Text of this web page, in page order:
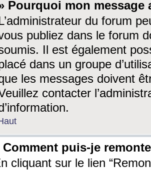
Pourquoi mon message
du forum
publiez dans le forum
Il est également
dans un groupe
les messages doivent
contacter
Comment puis-je
cliquant sur le lien